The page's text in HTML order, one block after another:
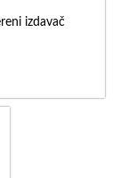
izdavač